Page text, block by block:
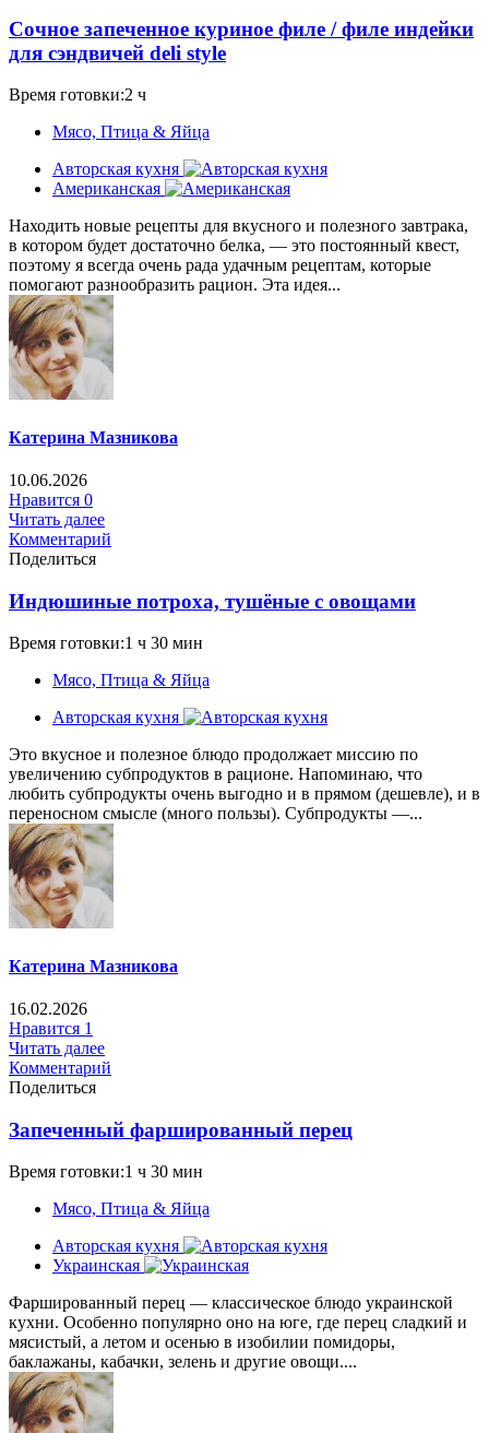
Сочное запеченное куриное филе / филе индейки
для сэндвичей deli style
Время готовки:2 ч
Мясо, Птица & Яйца
Авторская кухня
Американская
Находить новые рецепты для вкусного и полезного завтрака,
в котором будет достаточно белка, — это постоянный квест,
поэтому я всегда очень рада удачным рецептам, которые
помогают разнообразить рацион. Эта идея...
Катерина Мазникова
10.06.2026
Нравится 0
Читать далее
Комментарий
Поделиться
Индюшиные потроха, тушёные с овощами
Время готовки:1 ч 30 мин
Мясо, Птица & Яйца
Авторская кухня
Это вкусное и полезное блюдо продолжает миссию по
увеличению субпродуктов в рационе. Напоминаю, что
любить субпродукты очень выгодно и в прямом (дешевле), и в
переносном смысле (много пользы). Субпродукты —...
Катерина Мазникова
16.02.2026
Нравится 1
Читать далее
Комментарий
Поделиться
Запеченный фаршированный перец
Время готовки:1 ч 30 мин
Мясо, Птица & Яйца
Авторская кухня
Украинская
Фаршированный перец — классическое блюдо украинской
кухни. Особенно популярно оно на юге, где перец сладкий и
мясистый, а летом и осенью в изобилии помидоры,
баклажаны, кабачки, зелень и другие овощи....